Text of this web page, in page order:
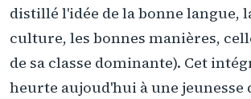
distillé l'idée de la bonne langue,
culture, les bonnes manières,
de sa classe dominante). Cet
heurte aujoud'hui à une jeunesse